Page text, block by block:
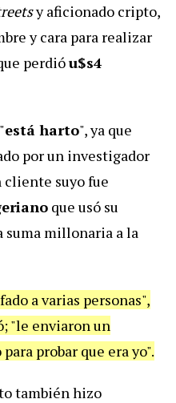
y aficionado cripto,
y cara para realizar
perdióu$s4
está harto", ya que
por un investigador
cliente suyo fue
que usó su
suma millonaria a la
a varias personas",
"le enviaron un
probar que era yo".
también hizo